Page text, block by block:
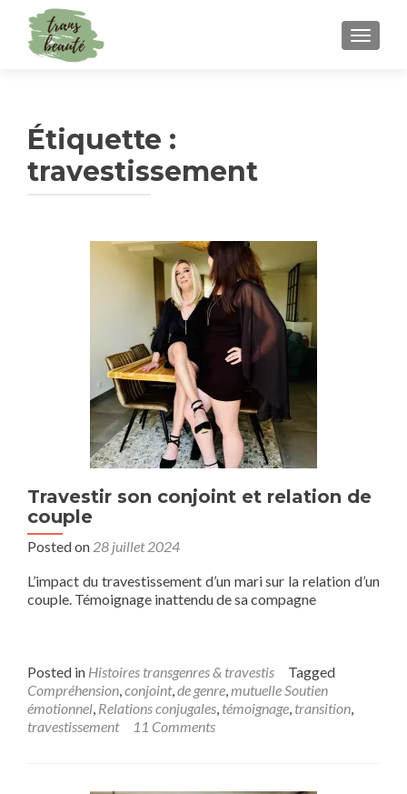
Étiquette :
travestissement
Travestir son conjoint et relation de
couple
Posted on 28 juillet 2024
L’impact du travestissement d’un mari sur la relation d’un
couple. Témoignage inattendu de sa compagne
Posted in Histoires transgenres & travestis
Tagged
Compréhension,conjoint,de genre,mutuelle Soutien
émotionnel, Relations conjugales, témoignage, transition,
travestissement
11 Comments
Navigation